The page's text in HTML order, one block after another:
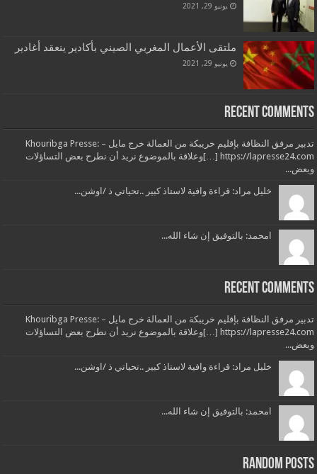
يونيو 29, 2021
ملتقى الأعمال المغربي الصيني بأكادير ينعقد أغادير
يونيو 29, 2021
Recent
تدبير مرفق النظافة بإقليم خريبكة من العمالة خرج مايل – Khouribga Presse:
[…] https://lapresse24.comوعلاقة بالموضوع نريد أن نطرح بعض التساؤلات
خليل مراد: قراءة وافية لاستاذ كبير ..تحياتي ذ /اوشن...
امحمد: بالتوفيق إن شاء الله...
Recent
تدبير مرفق النظافة بإقليم خريبكة من العمالة خرج مايل – Khouribga Presse:
[…] https://lapresse24.comوعلاقة بالموضوع نريد أن نطرح بعض التساؤلات
خليل مراد: قراءة وافية لاستاذ كبير ..تحياتي ذ /اوشن...
امحمد: بالتوفيق إن شاء الله...
Random